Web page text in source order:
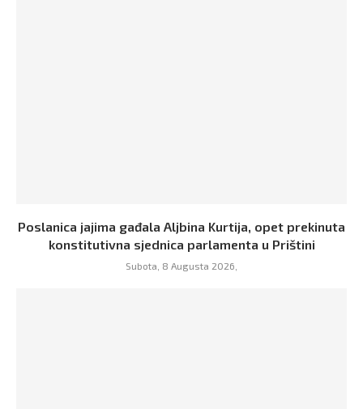
Poslanica jajima gađala Aljbina Kurtija, opet prekinuta
konstitutivna sjednica parlamenta u Prištini
Subota, 8 Augusta 2026,